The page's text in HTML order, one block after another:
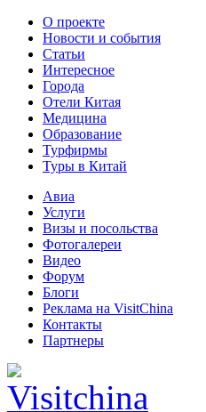
О проекте
Новости и события
Статьи
Интересное
Города
Отели Китая
Медицина
Образование
Турфирмы
Туры в Китай
Авиа
Услуги
Визы и посольства
Фотогалереи
Видео
Форум
Блоги
Реклама на VisitChina
Контакты
Партнеры